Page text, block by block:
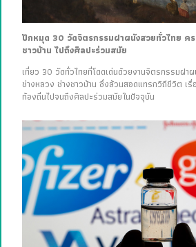
ปักหมุด 30 วัดจิตรกรรมฝาผนังสวยทั่วไทย ค
ชาวบ้าน ไปถึงศิลปะร่วมสมัย
เที่ยว 30 วัดทั่วไทยที่โดดเด่นด้วยงานจิตรกรรมฝา
ช่างหลวง ช่างชาวบ้าน ซึ่งล้วนสอดแทรกวิถีชีวิต เรื่
ท้องถิ่นไปจนถึงศิลปะร่วมสมัยในปัจจุบัน